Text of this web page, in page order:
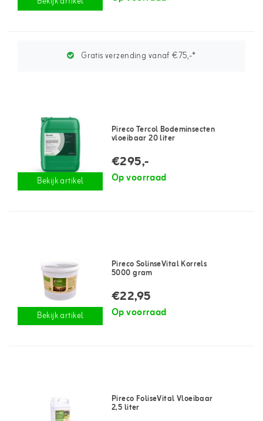
Gratis verzending vanaf €75,-*
Bekijk artikel
Pireco Tercol Bodeminsecten
vloeibaar 20 liter
€295,-
Op voorraad
Bekijk artikel
Pireco SolinseVital Korrels
5000 gram
€22,95
Op voorraad
Pireco FoliseVital Vloeibaar
2,5 liter